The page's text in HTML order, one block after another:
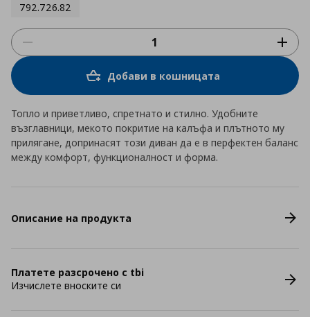
792.726.82
Добави в кошницата
Топло и приветливо, спретнато и стилно. Удобните
възглавници, мекото покритие на калъфа и плътното му
прилягане, допринасят този диван да е в перфектен баланс
между комфорт, функционалност и форма.
Описание на продукта
Платете разсрочено с tbi
Изчислете вноските си